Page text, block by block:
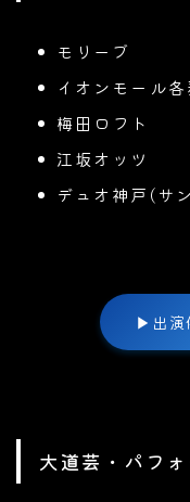
モリーブ
イオンモール
梅田ロフト
江坂オッツ
デュオ神戸(サ
▶ 出
大道芸・パフ